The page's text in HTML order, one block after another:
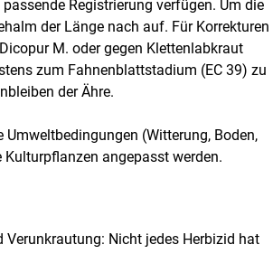
Registrierung verfügen. Um die
der Länge nach auf. Für Korrekturen
M. oder gegen Klettenlabkraut
zum Fahnenblattstadium (EC 39) zu
der Ähre.
(Witterung, Boden,
angepasst werden.
Nicht jedes Herbizid hat